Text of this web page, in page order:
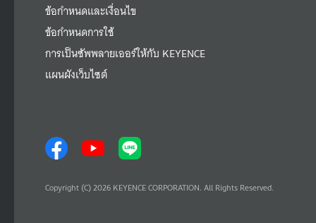
ข้อกำหนดและเงื่อนไข
ข้อกำหนดการใช้
การเป็นซัพพลายเออร์ให้กับ KEYENCE
แผนผังเว็บไซต์
Copyright (C) 2026 KEYENCE CORPORATION. All Rights Reserved.